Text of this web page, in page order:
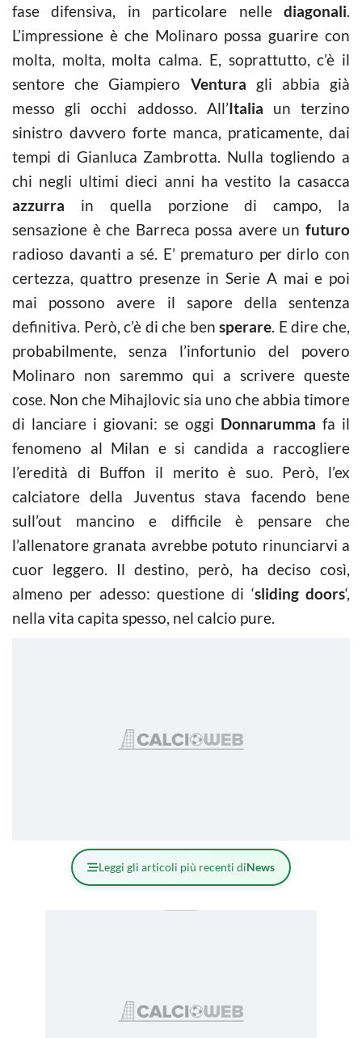
fase difensiva, in particolare nelle diagonali.
L’impressione è che Molinaro possa guarire con
molta, molta, molta calma. E, soprattutto, c’è il
sentore che Giampiero Ventura gli abbia già
messo gli occhi addosso. All’Italia un terzino
sinistro davvero forte manca, praticamente, dai
tempi di Gianluca Zambrotta. Nulla togliendo a
chi negli ultimi dieci anni ha vestito la casacca
azzurra in quella porzione di campo, la
sensazione è che Barreca possa avere un futuro
radioso davanti a sé. E’ prematuro per dirlo con
certezza, quattro presenze in Serie A mai e poi
mai possono avere il sapore della sentenza
definitiva. Però, c’è di che bensperare. E dire che,
probabilmente, senza l’infortunio del povero
Molinaro non saremmo qui a scrivere queste
cose. Non che Mihajlovic sia uno che abbia timore
di lanciare i giovani: se oggi Donnarumma fa il
fenomeno al Milan e si candida a raccogliere
l’eredità di Buffon il merito è suo. Però, l’ex
calciatore della Juventus stava facendo bene
sull’out mancino e difficile è pensare che
l’allenatore granata avrebbe potuto rinunciarvi a
cuor leggero. Il destino, però, ha deciso così,
almeno per adesso: questione di ‘sliding doors‘,
nella vita capita spesso, nel calcio pure.
Leggi gli articoli più recenti diNews